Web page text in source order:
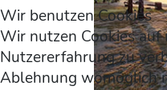
Wir benutzen Cookies
Wir nutzen Cookies auf
Nutzererfahrung zu
Ablehnung womöglich